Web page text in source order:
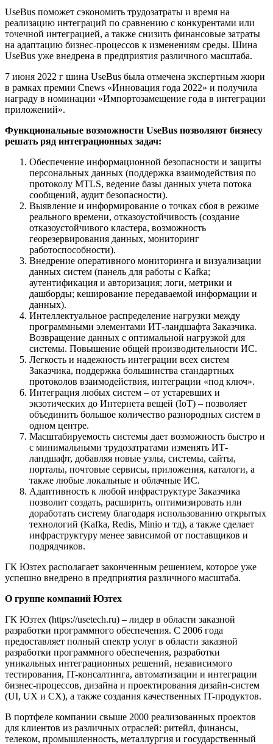
UseBus поможет сэкономить трудозатраты и время на
реализацию интеграций по сравнению с конкурентами или
точечной интеграцией, а также снизить финансовые затраты
на адаптацию бизнес-процессов к изменениям среды. Шина
UseBus уже внедрена в предприятия различного масштаба.
7 июня 2022 г шина UseBus была отмечена экспертным жюри
в рамках премии Cnews «Инновация года 2022» и получила
награду в номинации «Импортозамещение года в интеграции
приложений».
Функциональные возможности UseBus позволяют бизнесу
решать ряд интеграционных задач:
Обеспечение информационной безопасности и защиты
персональных данных (поддержка взаимодействия по
протоколу MTLS, ведение базы данных учета потока
сообщений, аудит безопасности).
Выявление и информирование о точках сбоя в режиме
реального времени, отказоустойчивость (создание
отказоустойчивого кластера, возможность
георезервирования данных, мониторинг
работоспособности).
Внедрение оперативного мониторинга и визуализации
данных систем (панель для работы с Kafka;
аутентификация и авторизация; логи, метрики и
дашборды; кеширование передаваемой информации и
данных).
Интеллектуальное распределение нагрузки между
программными элементами ИТ-ландшафта Заказчика.
Возвращение данных с оптимальной нагрузкой для
системы. Повышение общей производительности ИС.
Легкость и надежность интеграции всех систем
Заказчика, поддержка большинства стандартных
протоколов взаимодействия, интеграции «под ключ».
Интеграция любых систем – от устаревших и
экзотических до Интернета вещей (IoT) – позволяет
объединить большое количество разнородных систем в
одном центре.
Масштабируемость системы дает возможность быстро и
с минимальными трудозатратами изменять ИТ-
ландшафт, добавляя новые узлы, системы, сайты,
порталы, почтовые сервисы, приложения, каталоги, а
также любые локальные и облачные ИС.
Адаптивность к любой инфраструктуре Заказчика
позволит создать, расширить, оптимизировать или
доработать систему благодаря использованию открытых
технологий (Kafka, Redis, Minio и тд), а также сделает
инфраструктуру менее зависимой от поставщиков и
подрядчиков.
ГК Юзтех располагает законченным решением, которое уже
успешно внедрено в предприятия различного масштаба.
О группе компаний Юзтех
ГК Юзтех (https://usetech.ru) – лидер в области заказной
разработки программного обеспечения. C 2006 года
предоставляет полный спектр услуг в области заказной
разработки программного обеспечения, разработки
уникальных интеграционных решений, независимого
тестирования, IT-консалтинга, автоматизации и интеграции
бизнес-процессов, дизайна и проектирования дизайн-систем
(UI, UX и CX), а также создания качественных IT-продуктов.
В портфеле компании свыше 2000 реализованных проектов
для клиентов из различных отраслей: ритейл, финансы,
телеком, промышленность, металлургия и государственный